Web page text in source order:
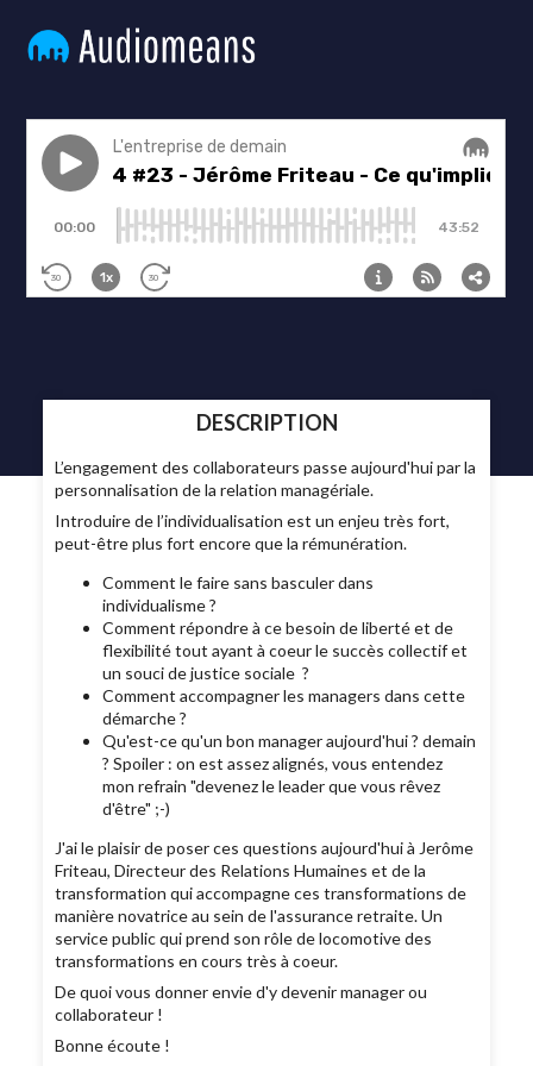
DESCRIPTION
L’engagement des collaborateurs passe aujourd'hui par la
personnalisation de la relation managériale.
Introduire de l’individualisation est un enjeu très fort,
peut-être plus fort encore que la rémunération.
Comment le faire sans basculer dans
individualisme ?
Comment répondre à ce besoin de liberté et de
flexibilité tout ayant à coeur le succès collectif et
un souci de justice sociale ?
Comment accompagner les managers dans cette
démarche ?
Qu'est-ce qu'un bon manager aujourd'hui ? demain
? Spoiler : on est assez alignés, vous entendez
mon refrain "devenez le leader que vous rêvez
d'être" ;-)
J'ai le plaisir de poser ces questions aujourd'hui à Jerôme
Friteau, Directeur des Relations Humaines et de la
transformation qui accompagne ces transformations de
manière novatrice au sein de l'assurance retraite. Un
service public qui prend son rôle de locomotive des
transformations en cours très à coeur.
De quoi vous donner envie d'y devenir manager ou
collaborateur !
Bonne écoute !